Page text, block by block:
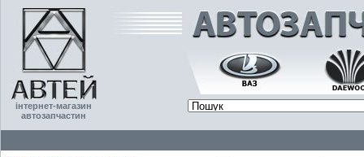
інтернет-магазин
автозапчастин